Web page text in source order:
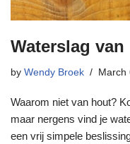
Waterslag
by Wendy Broek March
Waarom niet van hout?
maar nergens vind je
een vrij simpele